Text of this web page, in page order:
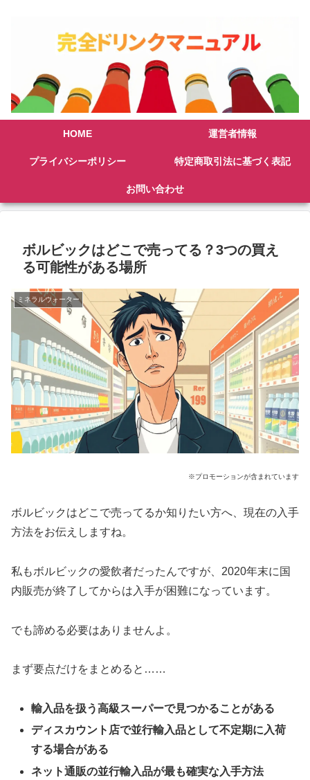
HOME 運営者情報
プライバシーポリシー 特定商取引法に基づく表記
お問い合わせ
ボルビックはどこで売ってる？3つの買え
る可能性がある場所
ミネラルウォーター
※プロモーションが含まれています
ボルビックはどこで売ってるか知りたい方へ、現在の入手
方法をお伝えしますね。
私もボルビックの愛飲者だったんですが、2020年末に国
内販売が終了してからは入手が困難になっています。
でも諦める必要はありませんよ。
まず要点だけをまとめると……
輸入品を扱う高級スーパーで見つかることがある
ディスカウント店で並行輸入品として不定期に入荷
する場合がある
ネット通販の並行輸入品が最も確実な入手方法